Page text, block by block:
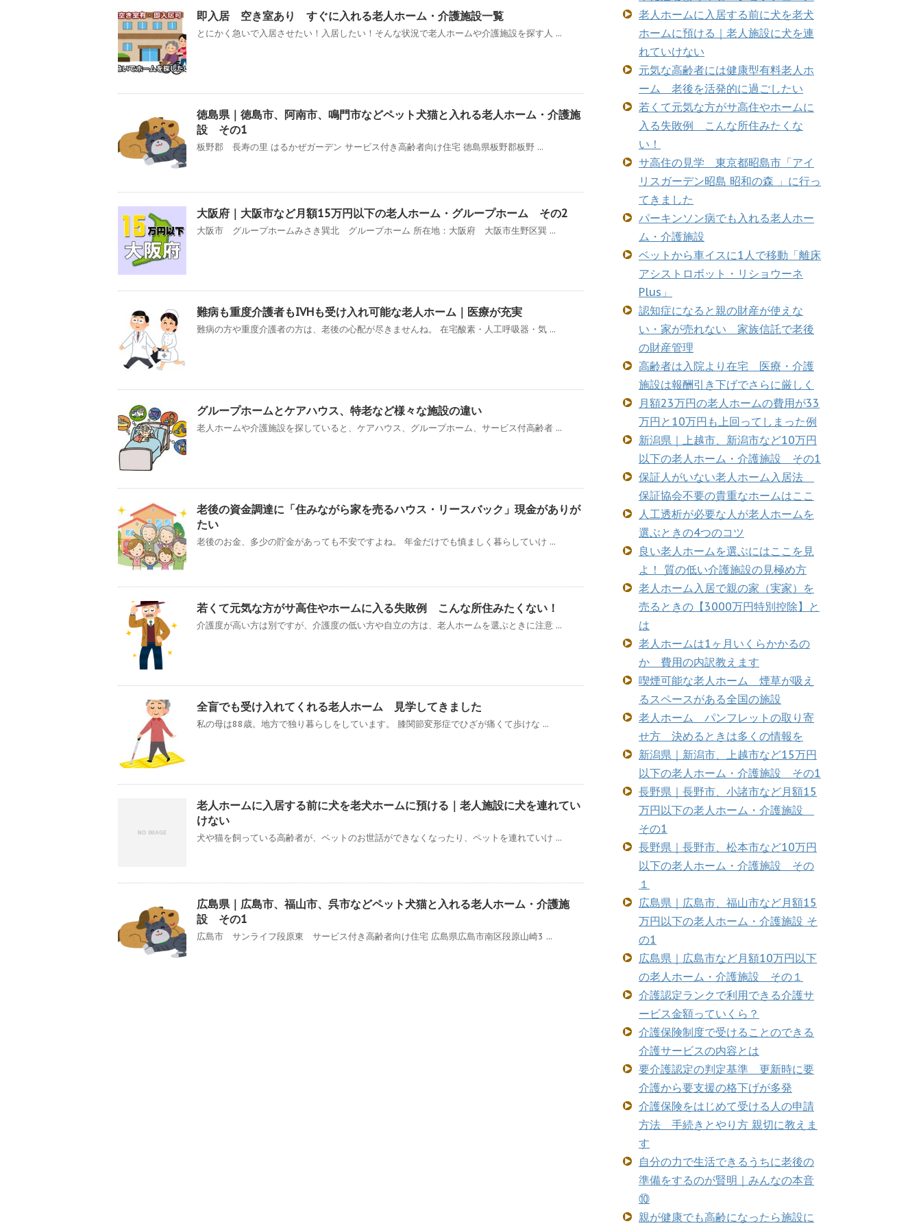
即入居 空き室あり すぐに入れる老人ホーム・介護施設一覧
とにかく急いで入居させたい！入居したい！そんな状況で老人ホームや介護施設を探す人 ...
徳島県｜徳島市、阿南市、鳴門市などペット犬猫と入れる老人ホーム・介護施
設 その1
板野郡 長寿の里 はるかぜガーデン サービス付き高齢者向け住宅 徳島県板野郡板野 ...
大阪府｜大阪市など月額15万円以下の老人ホーム・グループホーム その2
大阪市 グループホームみさき巽北 グループホーム 所在地：大阪府 大阪市生野区巽 ...
難病も重度介護者もIVHも受け入れ可能な老人ホーム｜医療が充実
難病の方や重度介護者の方は、老後の心配が尽きませんね。 在宅酸素・人工呼吸器・気 ...
グループホームとケアハウス、特老など様々な施設の違い
老人ホームや介護施設を探していると、ケアハウス、グループホーム、サービス付高齢者 ...
老後の資金調達に「住みながら家を売るハウス・リースバック」現金がありが
たい
老後のお金、多少の貯金があっても不安ですよね。 年金だけでも慎ましく暮らしていけ ...
若くて元気な方がサ高住やホームに入る失敗例 こんな所住みたくない！
介護度が高い方は別ですが、介護度の低い方や自立の方は、老人ホームを選ぶときに注意 ...
全盲でも受け入れてくれる老人ホーム 見学してきました
私の母は88歳。地方で独り暮らしをしています。 膝関節変形症でひざが痛くて歩けな ...
老人ホームに入居する前に犬を老犬ホームに預ける｜老人施設に犬を連れてい
けない
犬や猫を飼っている高齢者が、ペットのお世話ができなくなったり、ペットを連れていけ ...
広島県｜広島市、福山市、呉市などペット犬猫と入れる老人ホーム・介護施
設 その1
広島市 サンライフ段原東 サービス付き高齢者向け住宅 広島県広島市南区段原山崎3 ...
老人ホームに入居する前に犬を老犬
ホームに預ける｜老人施設に犬を連
れていけない
元気な高齢者には健康型有料老人ホ
ーム 老後を活発的に過ごしたい
若くて元気な方がサ高住やホームに
入る失敗例 こんな所住みたくな
い！
サ高住の見学 東京都昭島市「アイ
リスガーデン昭島 昭和の森 」に行っ
てきました
パーキンソン病でも入れる老人ホー
ム・介護施設
ベットから車イスに1人で移動「離床
アシストロボット・リショウーネ
Plus」
認知症になると親の財産が使えな
い・家が売れない 家族信託で老後
の財産管理
高齢者は入院より在宅 医療・介護
施設は報酬引き下げでさらに厳しく
月額23万円の老人ホームの費用が33
万円と10万円も上回ってしまった例
新潟県｜上越市、新潟市など10万円
以下の老人ホーム・介護施設 その1
保証人がいない老人ホーム入居法
保証協会不要の貴重なホームはここ
人工透析が必要な人が老人ホームを
選ぶときの4つのコツ
良い老人ホームを選ぶにはここを見
よ！ 質の低い介護施設の見極め方
老人ホーム入居で親の家（実家）を
売るときの【3000万円特別控除】と
は
老人ホームは1ヶ月いくらかかるの
か 費用の内訳教えます
喫煙可能な老人ホーム 煙草が吸え
るスペースがある全国の施設
老人ホーム パンフレットの取り寄
せ方 決めるときは多くの情報を
新潟県｜新潟市、上越市など15万円
以下の老人ホーム・介護施設 その1
長野県｜長野市、小諸市など月額15
万円以下の老人ホーム・介護施設
その1
長野県｜長野市、松本市など10万円
以下の老人ホーム・介護施設 その
１
広島県｜広島市、福山市など月額15
万円以下の老人ホーム・介護施設 そ
の1
広島県｜広島市など月額10万円以下
の老人ホーム・介護施設 その１
介護認定ランクで利用できる介護サ
ービス金額っていくら？
介護保険制度で受けることのできる
介護サービスの内容とは
要介護認定の判定基準 更新時に要
介護から要支援の格下げが多発
介護保険をはじめて受ける人の申請
方法 手続きとやり方 親切に教えま
す
自分の力で生活できるうちに老後の
準備をするのが賢明｜みんなの本音
⑩
親が健康でも高齢になったら施設に